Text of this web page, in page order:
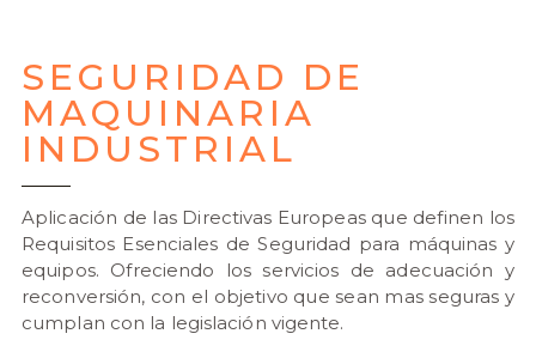
SEGURIDAD DE
MAQUINARIA
INDUSTRIAL
Aplicación de las Directivas Europeas que definen los
Requisitos Esenciales de Seguridad para máquinas y
equipos. Ofreciendo los servicios de adecuación y
reconversión, con el objetivo que sean mas seguras y
cumplan con la legislación vigente.